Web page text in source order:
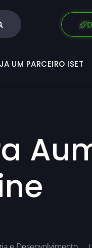
SEJA UM PARCEIRO
UM PARCEIRO ISET